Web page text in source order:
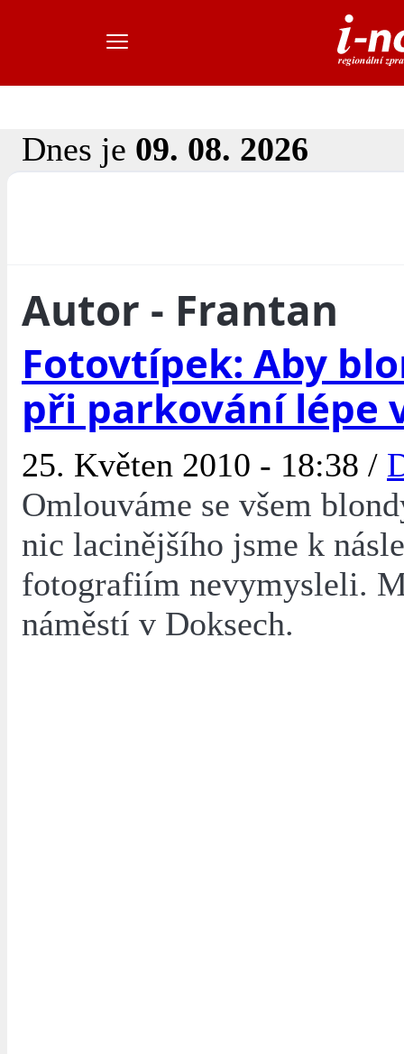
Dnes je 09. 08. 2026
Autor - Frantan
Fotovtípek: Aby
při parkování lépe
25. Květen 2010 - 18:38 /
Omlouváme se všem
nic lacinějšího jsme k
fotografiím nevymysleli.
náměstí v Doksech.